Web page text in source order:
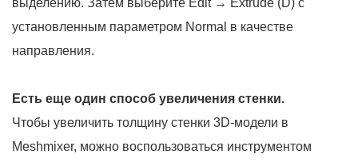
выделению. Затем выберите Edit → Extrude (D) с
установленным параметром Normal в качестве
направления.
Есть еще один способ увеличения стенки.
Чтобы увеличить толщину стенки 3D-модели в
Meshmixer, можно воспользоваться инструментом